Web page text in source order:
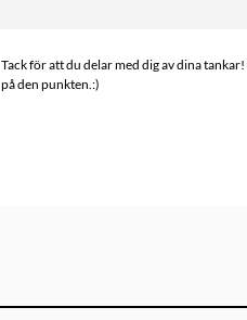
Tack för att du delar med dig av dina
på den punkten.:)